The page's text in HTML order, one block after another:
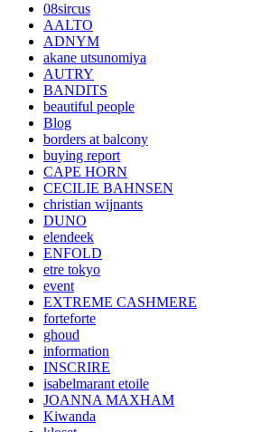
08sircus
AALTO
ADNYM
akane utsunomiya
AUTRY
BANDITS
beautiful people
Blog
borders at balcony
buying report
CAPE HORN
CECILIE BAHNSEN
christian wijnants
DUNO
elendeek
ENFOLD
etre tokyo
event
EXTREME CASHMERE
forteforte
ghoud
information
INSCRIRE
isabelmarant etoile
JOANNA MAXHAM
Kiwanda